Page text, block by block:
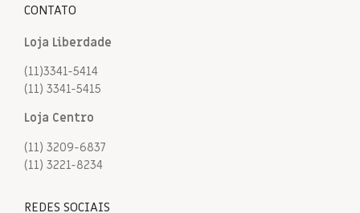
CONTATO
Loja Liberdade
(11)3341-5414
(11) 3341-5415
Loja Centro
(11) 3209-6837
(11) 3221-8234
REDES SOCIAIS